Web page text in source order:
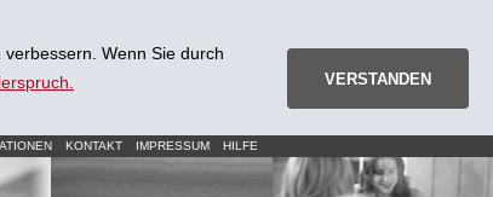
Wenn Sie durch
VERSTANDEN
KONTAKT IMPRESSUM HILFE